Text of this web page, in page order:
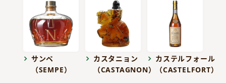
サンペ
（SEMPE）
カスタニョン
（CASTAGNON）
カステルフォール
（CASTELFORT）